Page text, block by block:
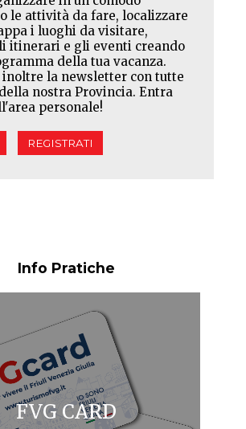
le attività da fare, localizzare
i luoghi da visitare,
itinerari e gli eventi creando
della tua vacanza.
inoltre la newsletter con tutte
nostra Provincia. Entra
personale!
REGISTRATI
Info Pratiche
FVG CARD